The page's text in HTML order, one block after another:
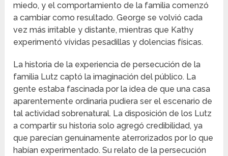
miedo, y el comportamiento de la familia comenzó
a cambiar como resultado. George se volvió cada
vez más irritable y distante, mientras que Kathy
experimentó vívidas pesadillas y dolencias físicas.
La historia de la experiencia de persecución de la
familia Lutz captó la imaginación del público. La
gente estaba fascinada por la idea de que una casa
aparentemente ordinaria pudiera ser el escenario de
tal actividad sobrenatural. La disposición de los Lutz
a compartir su historia solo agregó credibilidad, ya
que parecían genuinamente aterrorizados por lo que
habían experimentado. Su relato de la persecución